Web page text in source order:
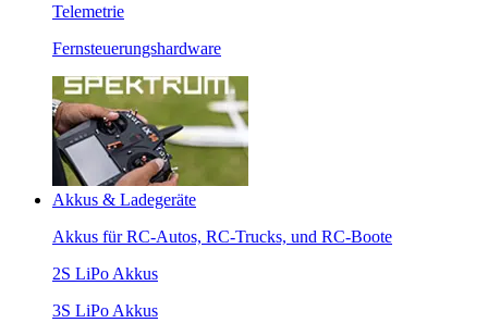
Telemetrie
Fernsteuerungshardware
Akkus & Ladegeräte
Akkus für RC-Autos, RC-Trucks, und RC-Boote
2S LiPo Akkus
3S LiPo Akkus